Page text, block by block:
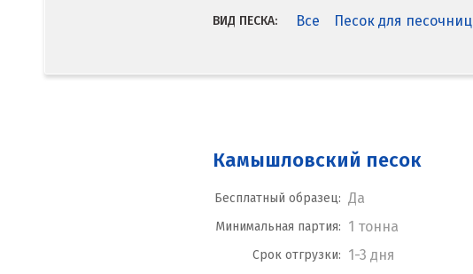
ВИД ПЕСКА: Все Песок для песочниц
Камышловский песок
Бесплатный образец: Да
Минимальная партия: 1 тонна
Срок отгрузки: 1-3 дня